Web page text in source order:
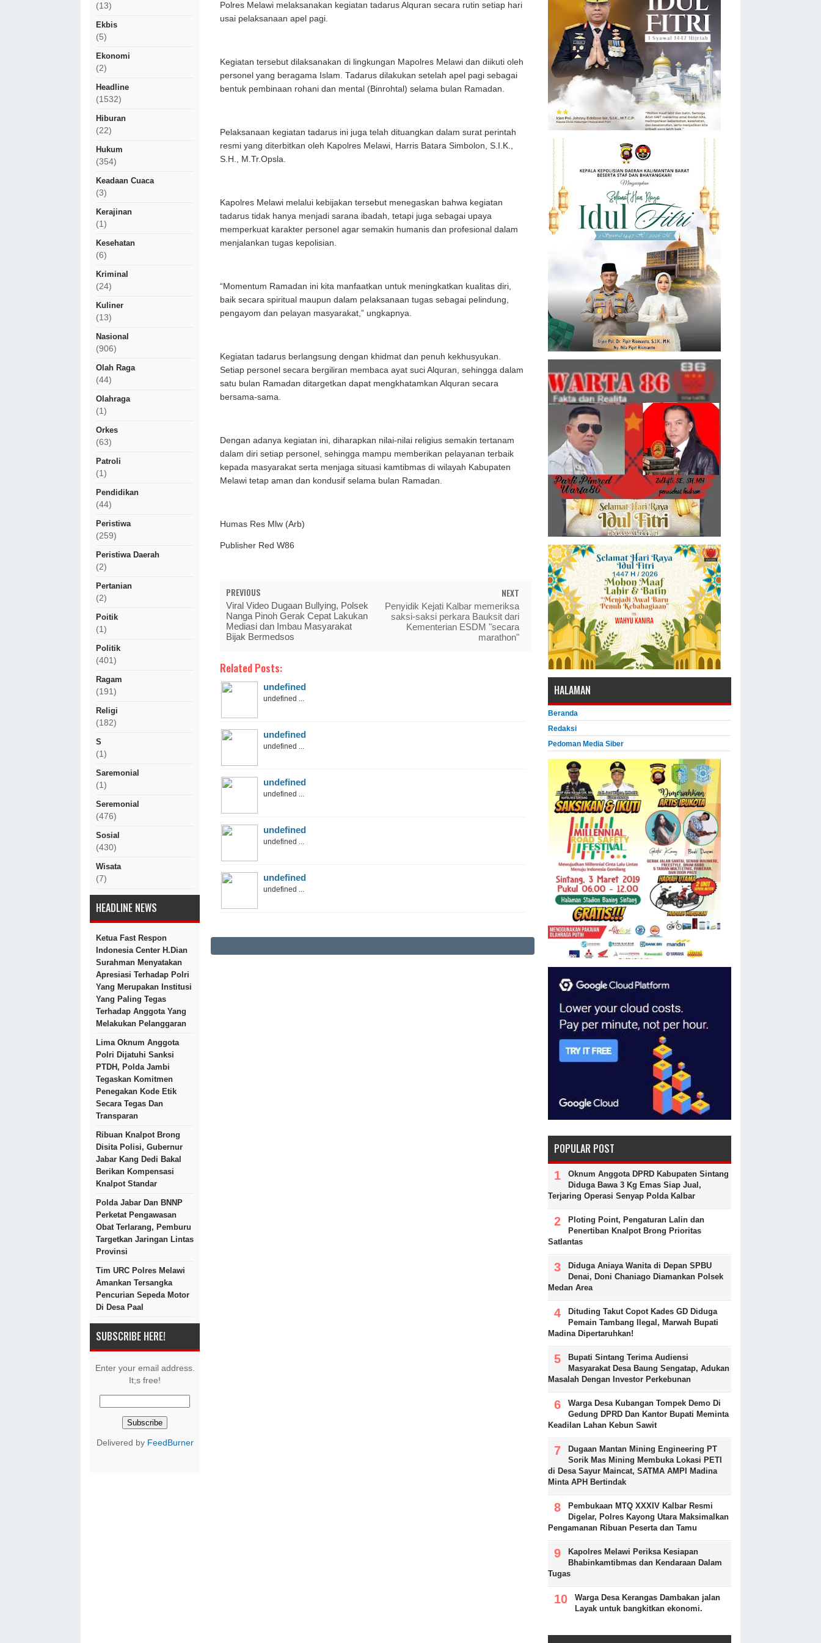
(13)
Ekbis
(5)
Ekonomi
(2)
Headline
(1532)
Hiburan
(22)
Hukum
(354)
Keadaan Cuaca
(3)
Kerajinan
(1)
Kesehatan
(6)
Kriminal
(24)
Kuliner
(13)
Nasional
(906)
Olah Raga
(44)
Olahraga
(1)
Orkes
(63)
Patroli
(1)
Pendidikan
(44)
Peristiwa
(259)
Peristiwa Daerah
(2)
Pertanian
(2)
Poitik
(1)
Politik
(401)
Ragam
(191)
Religi
(182)
S
(1)
Saremonial
(1)
Seremonial
(476)
Sosial
(430)
Wisata
(7)
HEADLINE NEWS
Ketua Fast Respon
Indonesia Center H.Dian
Surahman Menyatakan
Apresiasi Terhadap Polri
Yang Merupakan Institusi
Yang Paling Tegas
Terhadap Anggota Yang
Melakukan Pelanggaran
Lima Oknum Anggota
Polri Dijatuhi Sanksi
PTDH, Polda Jambi
Tegaskan Komitmen
Penegakan Kode Etik
Secara Tegas Dan
Transparan
Ribuan Knalpot Brong
Disita Polisi, Gubernur
Jabar Kang Dedi Bakal
Berikan Kompensasi
Knalpot Standar
Polda Jabar Dan BNNP
Perketat Pengawasan
Obat Terlarang, Pemburu
Targetkan Jaringan Lintas
Provinsi
Tim URC Polres Melawi
Amankan Tersangka
Pencurian Sepeda Motor
Di Desa Paal
SUBSCRIBE HERE!
Enter your email address.
It;s free!
Delivered by FeedBurner
Polres Melawi melaksanakan kegiatan tadarus Alquran secara rutin setiap hari
usai pelaksanaan apel pagi.
Kegiatan tersebut dilaksanakan di lingkungan Mapolres Melawi dan diikuti oleh
personel yang beragama Islam. Tadarus dilakukan setelah apel pagi sebagai
bentuk pembinaan rohani dan mental (Binrohtal) selama bulan Ramadan.
Pelaksanaan kegiatan tadarus ini juga telah dituangkan dalam surat perintah
resmi yang diterbitkan oleh Kapolres Melawi, Harris Batara Simbolon, S.I.K.,
S.H., M.Tr.Opsla.
Kapolres Melawi melalui kebijakan tersebut menegaskan bahwa kegiatan
tadarus tidak hanya menjadi sarana ibadah, tetapi juga sebagai upaya
memperkuat karakter personel agar semakin humanis dan profesional dalam
menjalankan tugas kepolisian.
“Momentum Ramadan ini kita manfaatkan untuk meningkatkan kualitas diri,
baik secara spiritual maupun dalam pelaksanaan tugas sebagai pelindung,
pengayom dan pelayan masyarakat,” ungkapnya.
Kegiatan tadarus berlangsung dengan khidmat dan penuh kekhusyukan.
Setiap personel secara bergiliran membaca ayat suci Alquran, sehingga dalam
satu bulan Ramadan ditargetkan dapat mengkhatamkan Alquran secara
bersama-sama.
Dengan adanya kegiatan ini, diharapkan nilai-nilai religius semakin tertanam
dalam diri setiap personel, sehingga mampu memberikan pelayanan terbaik
kepada masyarakat serta menjaga situasi kamtibmas di wilayah Kabupaten
Melawi tetap aman dan kondusif selama bulan Ramadan.
Humas Res Mlw (Arb)
Publisher Red W86
PREVIOUS
Viral Video Dugaan Bullying, Polsek
Nanga Pinoh Gerak Cepat Lakukan
Mediasi dan Imbau Masyarakat
Bijak Bermedsos
NEXT
Penyidik Kejati Kalbar memeriksa
saksi-saksi perkara Bauksit dari
Kementerian ESDM "secara
marathon"
Related Posts:
undefined
undefined ...
undefined
undefined ...
undefined
undefined ...
undefined
undefined ...
undefined
undefined ...
HALAMAN
Beranda
Redaksi
Pedoman Media Siber
POPULAR POST
Oknum Anggota DPRD Kabupaten Sintang
Diduga Bawa 3 Kg Emas Siap Jual,
Terjaring Operasi Senyap Polda Kalbar
Ploting Point, Pengaturan Lalin dan
Penertiban Knalpot Brong Prioritas
Satlantas
Diduga Aniaya Wanita di Depan SPBU
Denai, Doni Chaniago Diamankan Polsek
Medan Area
Dituding Takut Copot Kades GD Diduga
Pemain Tambang Ilegal, Marwah Bupati
Madina Dipertaruhkan!
Bupati Sintang Terima Audiensi
Masyarakat Desa Baung Sengatap, Adukan
Masalah Dengan Investor Perkebunan
Warga Desa Kubangan Tompek Demo Di
Gedung DPRD Dan Kantor Bupati Meminta
Keadilan Lahan Kebun Sawit
Dugaan Mantan Mining Engineering PT
Sorik Mas Mining Membuka Lokasi PETI
di Desa Sayur Maincat, SATMA AMPI Madina
Minta APH Bertindak
Pembukaan MTQ XXXIV Kalbar Resmi
Digelar, Polres Kayong Utara Maksimalkan
Pengamanan Ribuan Peserta dan Tamu
Kapolres Melawi Periksa Kesiapan
Bhabinkamtibmas dan Kendaraan Dalam
Tugas
Warga Desa Kerangas Dambakan jalan
Layak untuk bangkitkan ekonomi.